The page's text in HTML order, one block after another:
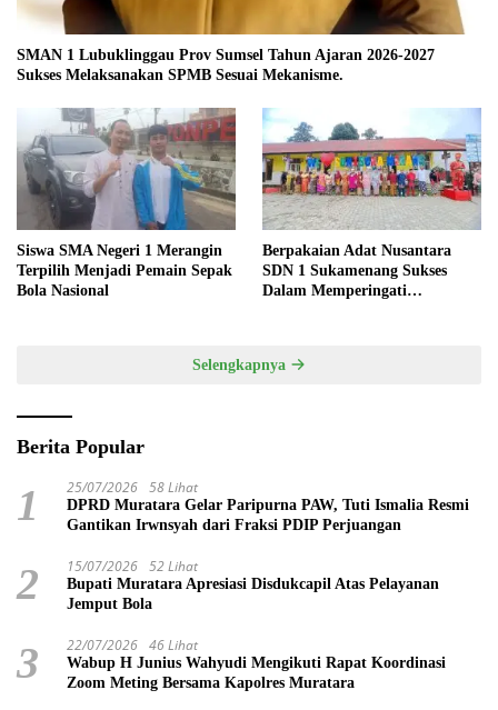
SMAN 1 Lubuklinggau Prov Sumsel Tahun Ajaran 2026-2027
Sukses Melaksanakan SPMB Sesuai Mekanisme.
Siswa SMA Negeri 1 Merangin
Terpilih Menjadi Pemain Sepak
Bola Nasional
Berpakaian Adat Nusantara
SDN 1 Sukamenang Sukses
Dalam Memperingati
Selengkapnya
Berita Popular
1 25/07/2026 58 Lihat
DPRD Muratara Gelar Paripurna PAW, Tuti Ismalia Resmi
Gantikan Irwnsyah dari Fraksi PDIP Perjuangan
2 15/07/2026 52 Lihat
Bupati Muratara Apresiasi Disdukcapil Atas Pelayanan
Jemput Bola
3 22/07/2026 46 Lihat
Wabup H Junius Wahyudi Mengikuti Rapat Koordinasi
Zoom Meting Bersama Kapolres Muratara